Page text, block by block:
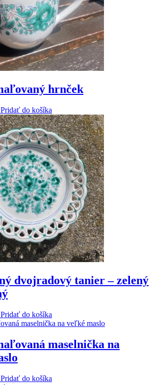
hrnček
Pridať do košíka
dvojradový tanier – zelený
Pridať do košíka
maselnička na
Pridať do košíka